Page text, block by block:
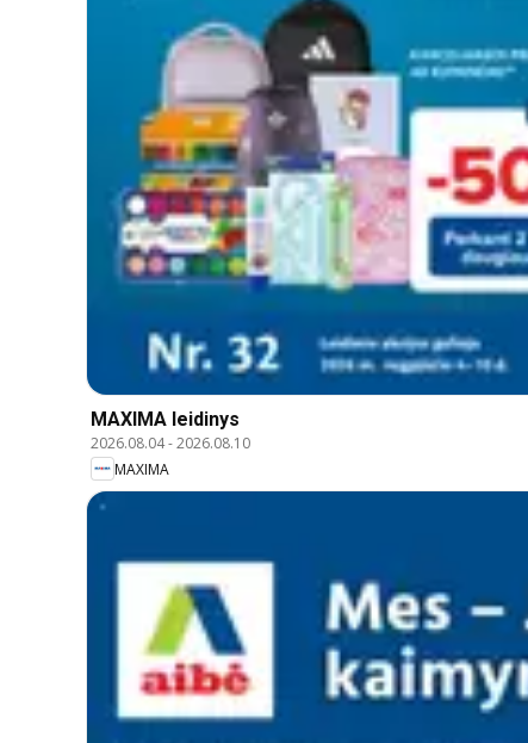
MAXIMA leidinys
2026.08.04-2026.08.10
MAXIMA